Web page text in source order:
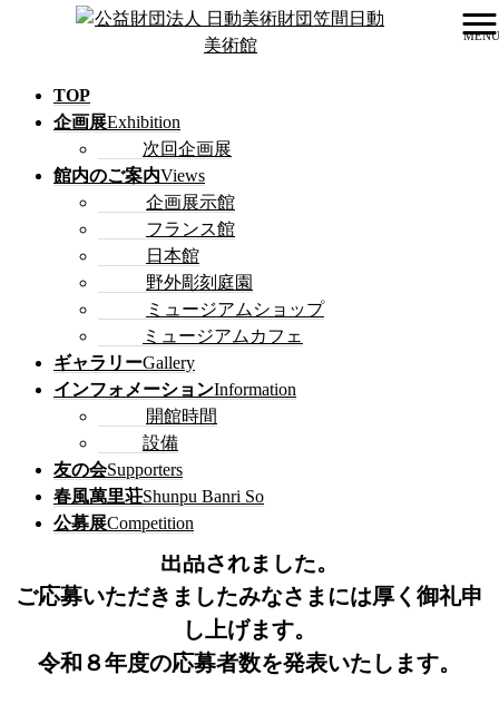
MENU
TOP
企画展Exhibition
次回企画展
館内のご案内Views
企画展示館
フランス館
日本館
野外彫刻庭園
ミュージアムショップ
ミュージアムカフェ
ギャラリーGallery
インフォメーションInformation
開館時間
設備
友の会Supporters
春風萬里荘Shunpu Banri So
公募展Competition
公募展
公益財団法人 日動美術財団笠間日動美術館
公募展
おかげさまで今年も全国よりたくさんの作品が
出品されました。
ご応募いただきましたみなさまには厚く御礼申
し上げます。
令和８年度の応募者数を発表いたします。